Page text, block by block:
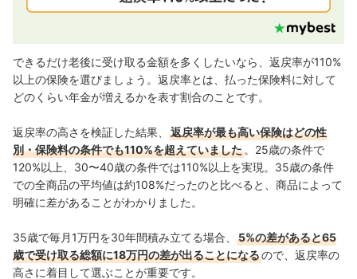
できるだけ老後に受け取る金額を多くしたいなら、返戻率が110%
以上の保険を選びましょう。返戻率とは、払った保険料に対して
どのくらい年金が増えるかを表す割合のことです。
返戻率の高さを検証した結果、
返戻率が最も高い保険はどの性
別・保険料の条件でも110%を超えていました 。25歳の条件で
120%以上、30〜40歳の条件では110%以上を実現。35歳の条件
での全商品の平均値は約108%だったのと比べると、商品によって
明確に差があることがわかりました。
35歳で毎月1万円を30年間積み立てる場合、 5%の差があると65
歳で受け取る総額に18万円の差が出ることになるので、 返戻率の
高さに着目して選ぶことが重要です。